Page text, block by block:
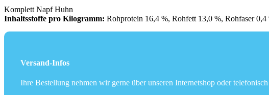
Komplett Napf Huhn
Inhaltsstoffe pro Kilogramm: Rohprotein 16,4 %, Rohfett 13,0 %, Rohfaser
Versand-Infos
Ihre Bestellung nehmen wir gerne über unseren Internetshop oder